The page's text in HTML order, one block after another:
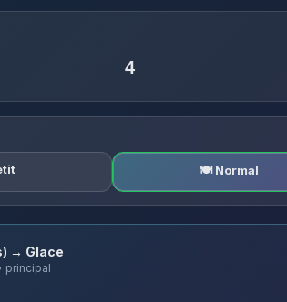
🍽️ Normal
→ Glace
principal